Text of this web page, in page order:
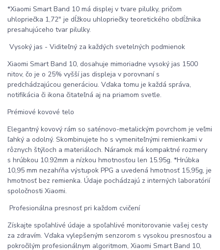
*Xiaomi Smart Band 10 má displej v tvare pilulky, pričom
uhlopriečka 1,72" je dĺžkou uhlopriečky teoretického obdĺžnika
presahujúceho tvar pilulky.
Vysoký jas - Viditeľný za každých svetelných podmienok
Xiaomi Smart Band 10, dosahuje mimoriadne vysoký jas 1500
nitov, čo je o 25% vyšší jas displeja v porovnaní s
predchádzajúcou generáciou. Vďaka tomu je každá správa,
notifikácia či ikona čitateľná aj na priamom svetle.
Prémiové kovové telo
Elegantný kovový rám so saténovo-metalickým povrchom je veľmi
ľahký a odolný. Skombinujete ho s vymeniteľnými remienkami v
rôznych štýloch a materiáloch. Náramok má kompaktné rozmery
s hrúbkou 10.92mm a nízkou hmotnosťou len 15.95g. *Hrúbka
10,95 mm nezahŕňa výstupok PPG a uvedená hmotnosť 15,95g, je
hmotnosť bez remienka. Údaje pochádzajú z interných laboratórií
spoločnosti Xiaomi.
Profesionálna presnosť pri každom cvičení
Získajte spoľahlivé údaje a spoľahlivé monitorovanie vašej cesty
za zdravím. Vďaka vylepšeným senzorom s vysokou presnosťou a
pokročilým profesionálnym algoritmom, Xiaomi Smart Band 10,